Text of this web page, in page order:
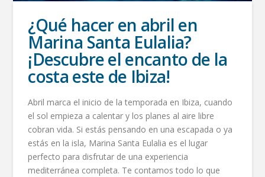
¿Qué hacer en abril en
Marina Santa Eulalia?
¡Descubre el encanto de la
costa este de Ibiza!
Abril marca el inicio de la temporada en Ibiza, cuando
el sol empieza a calentar y los planes al aire libre
cobran vida. Si estás pensando en una escapada o ya
estás en la isla, Marina Santa Eulalia es el lugar
perfecto para disfrutar de una experiencia
mediterránea completa. Te contamos todo lo que